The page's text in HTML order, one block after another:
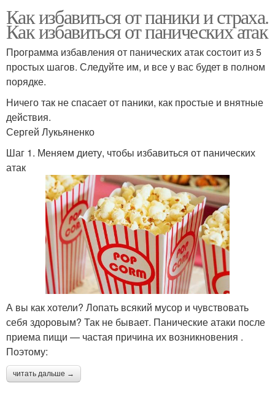
Как избавиться от паники и страха.
Как избавиться от панических атак
Программа избавления от панических атак состоит из 5
простых шагов. Следуйте им, и все у вас будет в полном
порядке.
Ничего так не спасает от паники, как простые и внятные
действия.
Сергей Лукьяненко
Шаг 1. Меняем диету, чтобы избавиться от панических
атак
А вы как хотели? Лопать всякий мусор и чувствовать
себя здоровым? Так не бывает. Панические атаки после
приема пищи — частая причина их возникновения .
Поэтому:
читать дальше →